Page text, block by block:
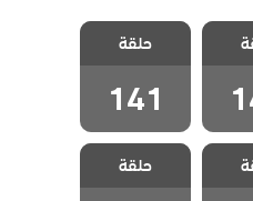
تترك مسلسل لا تترك
يدي مدبلج
الحلقة 141
حلقة
141
تترك مسلسل لا تترك
يدي مدبلج
الحلقة 130
حلقة